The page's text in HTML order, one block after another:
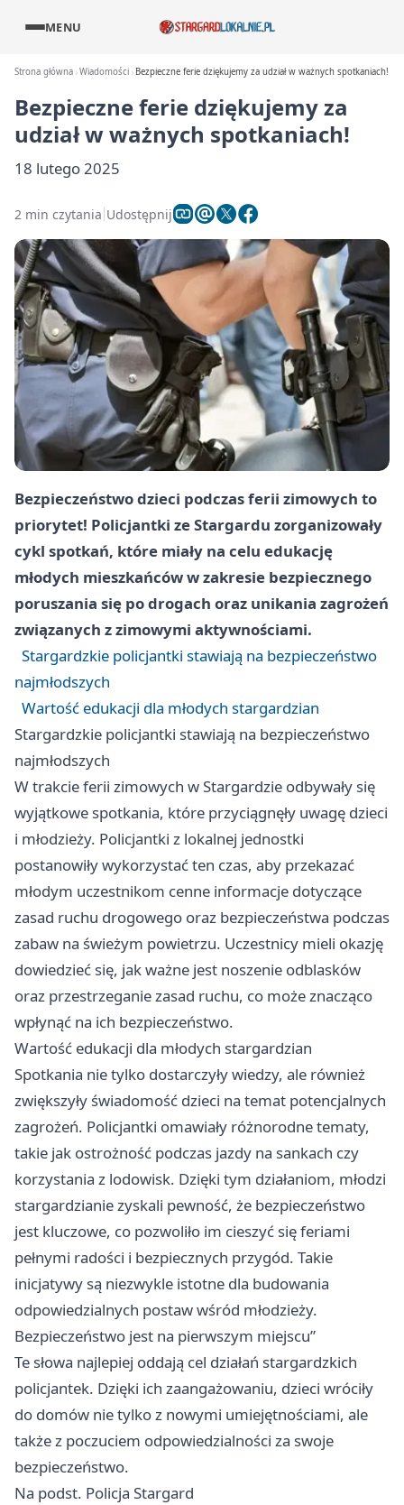
MENU
Strona główna Wiadomości Bezpieczne ferie dziękujemy za udział w ważnych spotkaniach!
Bezpieczne ferie dziękujemy za
udział w ważnych spotkaniach!
18 lutego 2025
2 min czytania Udostępnij
Bezpieczeństwo dzieci podczas ferii zimowych to
priorytet! Policjantki ze Stargardu zorganizowały
cykl spotkań, które miały na celu edukację
młodych mieszkańców w zakresie bezpiecznego
poruszania się po drogach oraz unikania zagrożeń
związanych z zimowymi aktywnościami.
Stargardzkie policjantki stawiają na bezpieczeństwo
najmłodszych
Wartość edukacji dla młodych stargardzian
Stargardzkie policjantki stawiają na bezpieczeństwo
najmłodszych
W trakcie ferii zimowych w Stargardzie odbywały się
wyjątkowe spotkania, które przyciągnęły uwagę dzieci
i młodzieży. Policjantki z lokalnej jednostki
postanowiły wykorzystać ten czas, aby przekazać
młodym uczestnikom cenne informacje dotyczące
zasad ruchu drogowego oraz bezpieczeństwa podczas
zabaw na świeżym powietrzu. Uczestnicy mieli okazję
dowiedzieć się, jak ważne jest noszenie odblasków
oraz przestrzeganie zasad ruchu, co może znacząco
wpłynąć na ich bezpieczeństwo.
Wartość edukacji dla młodych stargardzian
Spotkania nie tylko dostarczyły wiedzy, ale również
zwiększyły świadomość dzieci na temat potencjalnych
zagrożeń. Policjantki omawiały różnorodne tematy,
takie jak ostrożność podczas jazdy na sankach czy
korzystania z lodowisk. Dzięki tym działaniom, młodzi
stargardzianie zyskali pewność, że bezpieczeństwo
jest kluczowe, co pozwoliło im cieszyć się feriami
pełnymi radości i bezpiecznych przygód. Takie
inicjatywy są niezwykle istotne dla budowania
odpowiedzialnych postaw wśród młodzieży.
Bezpieczeństwo jest na pierwszym miejscu”
Te słowa najlepiej oddają cel działań stargardzkich
policjantek. Dzięki ich zaangażowaniu, dzieci wróciły
do domów nie tylko z nowymi umiejętnościami, ale
także z poczuciem odpowiedzialności za swoje
bezpieczeństwo.
Na podst. Policja Stargard